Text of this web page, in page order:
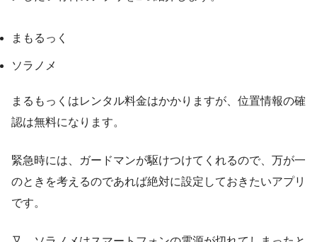
まもるっく
ソラノメ
まるもっくはレンタル料金はかかりますが、位置情報の確
認は無料になります。
緊急時には、ガードマンが駆けつけてくれるので、万が一
のときを考えるのであれば絶対に設定しておきたいアプリ
です。